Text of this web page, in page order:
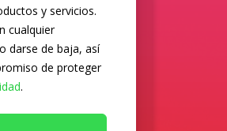
y servicios.
cualquier
darse de baja, así
de proteger
.